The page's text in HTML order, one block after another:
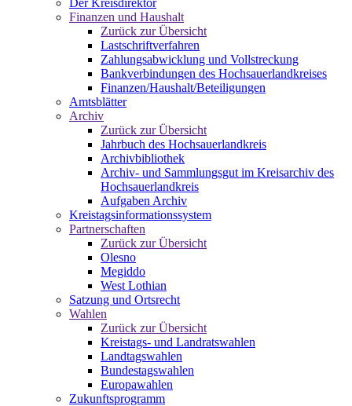
Finanzen und Haushalt
Zurück zur Übersicht
Lastschriftverfahren
Zahlungsabwicklung und Vollstreckung
Bankverbindungen des Hochsauerlandkreises
Finanzen/Haushalt/Beteiligungen
Amtsblätter
Archiv
Zurück zur Übersicht
Jahrbuch des Hochsauerlandkreis
Archivbibliothek
Archiv- und Sammlungsgut im Kreisarchiv des
Hochsauerlandkreis
Aufgaben Archiv
Kreistagsinformationssystem
Partnerschaften
Zurück zur Übersicht
Olesno
Megiddo
West Lothian
Satzung und Ortsrecht
Wahlen
Zurück zur Übersicht
Kreistags- und Landratswahlen
Landtagswahlen
Bundestagswahlen
Europawahlen
Zukunftsprogramm